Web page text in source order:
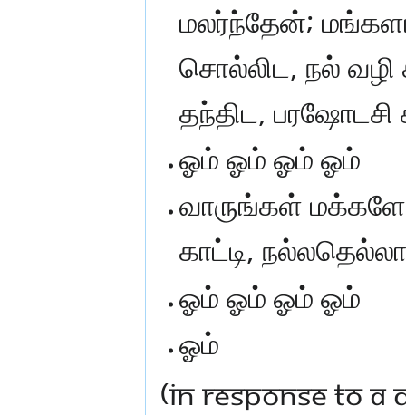
மலர்ந்தேன்;
சொல்லிட, நல்
தந்திட,
ஓம் ஓம் ஓம் ஓம்
வாருங்கள் மக்களே!
காட்டி,
ஓம் ஓம் ஓம் ஓம்
ஓம்
(In response to a